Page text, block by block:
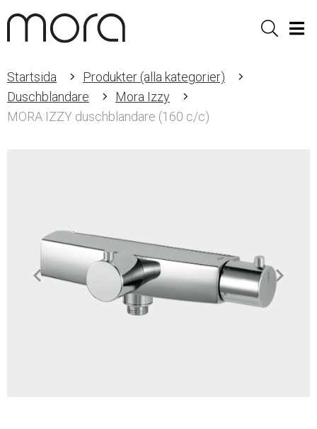
Sök
Startsida
Produkter (alla kategorier)
Duschblandare
Mora Izzy
MORA IZZY duschblandare (160 c/c)